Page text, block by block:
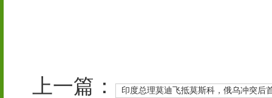
上一篇： 印度总理莫迪飞抵莫斯科，俄乌冲突后